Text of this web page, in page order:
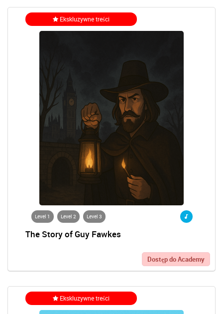
Ekskluzywne treści
Level 1 Level 2 Level 3
The Story of Guy Fawkes
Dostęp do Academy
Ekskluzywne treści